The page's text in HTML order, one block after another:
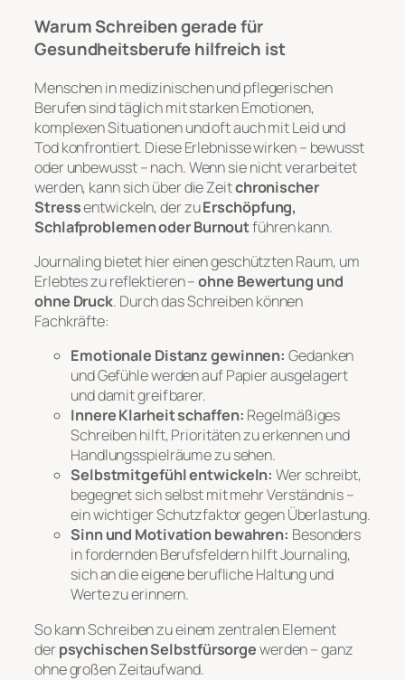
Warum Schreiben gerade für
Gesundheitsberufe hilfreich ist
Menschen in medizinischen und pflegerischen
Berufen sind täglich mit starken Emotionen,
komplexen Situationen und oft auch mit Leid und
Tod konfrontiert. Diese Erlebnisse wirken – bewusst
oder unbewusst – nach. Wenn sie nicht verarbeitet
werden, kann sich über die Zeitchronischer
Stressentwickeln, der zuErschöpfung,
Schlafproblemen oder Burnoutführen kann.
Journaling bietet hier einen geschützten Raum, um
Erlebtes zu reflektieren –ohne Bewertung und
ohne Druck. Durch das Schreiben können
Fachkräfte:
Emotionale Distanz gewinnen: Gedanken
und Gefühle werden auf Papier ausgelagert
und damit greifbarer.
Innere Klarheit schaffen: Regelmäßiges
Schreiben hilft, Prioritäten zu erkennen und
Handlungsspielräume zu sehen.
Selbstmitgefühl entwickeln: Wer schreibt,
begegnet sich selbst mit mehr Verständnis –
ein wichtiger Schutzfaktor gegen Überlastung.
Sinn und Motivation bewahren: Besonders
in fordernden Berufsfeldern hilft Journaling,
sich an die eigene berufliche Haltung und
Werte zu erinnern.
So kann Schreiben zu einem zentralen Element
derpsychischen Selbstfürsorgewerden – ganz
ohne großen Zeitaufwand.